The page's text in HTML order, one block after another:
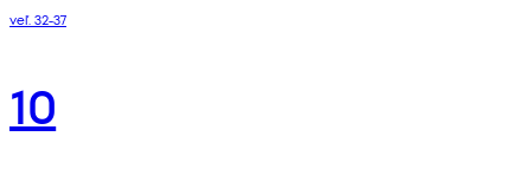
veľ. 32-37
10